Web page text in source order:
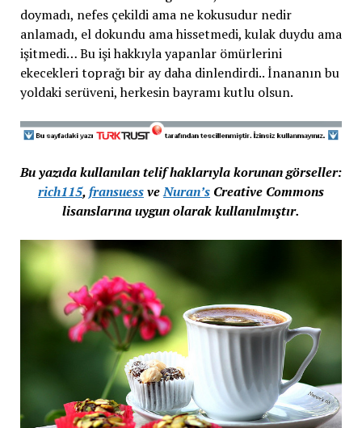
doymadı, nefes çekildi ama ne kokusudur nedir
anlamadı, el dokundu ama hissetmedi, kulak duydu ama
işitmedi… Bu işi hakkıyla yapanlar ömürlerini
ekecekleri toprağı bir ay daha dinlendirdi.. İnananın bu
yoldaki serüveni, herkesin bayramı kutlu olsun.
Bu yazıda kullanılan telif haklarıyla korunan görseller:
rich115,fransuessveNuran’s Creative Commons
lisanslarına uygun olarak kullanılmıştır.